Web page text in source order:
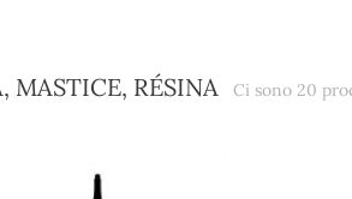
MASTICE, RÉSINA Ci sono 20